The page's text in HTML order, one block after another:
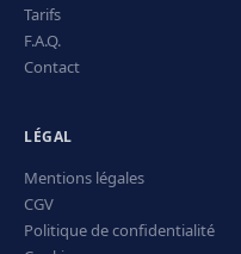
Tarifs
F.A.Q.
Contact
LÉGAL
Mentions légales
CGV
Politique de confidentialité